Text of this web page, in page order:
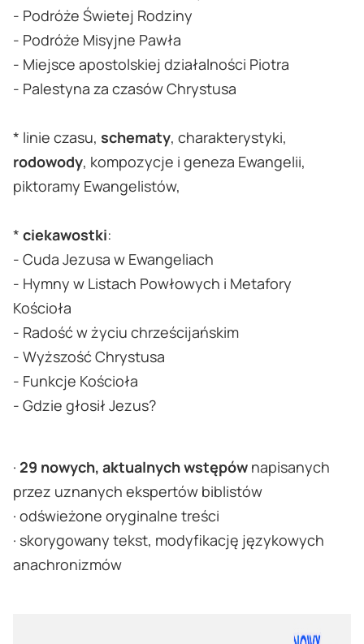
- Podróże Świetej Rodziny
- Podróże Misyjne Pawła
- Miejsce apostolskiej działalności Piotra
- Palestyna za czasów Chrystusa
* linie czasu, schematy, charakterystyki,
rodowody, kompozycje i geneza Ewangelii,
piktoramy Ewangelistów,
* ciekawostki:
- Cuda Jezusa w Ewangeliach
- Hymny w Listach Powłowych i Metafory
Kościoła
- Radość w życiu chrześcijańskim
- Wyższość Chrystusa
- Funkcje Kościoła
- Gdzie głosił Jezus?
· 29 nowych, aktualnych wstępów napisanych
przez uznanych ekspertów biblistów
· odświeżone oryginalne treści
· skorygowany tekst, modyfikację językowych
anachronizmów